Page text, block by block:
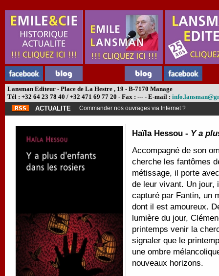
Lansman Editeur - Place de La Hestre , 19 - B-7170 Manage
Tél : +32 64 23 78 40 / +32 471 69 77 20 - Fax : --- - E-mail :
ACTUALITE
Commander nos ouvrages via Internet ?
Haïla Hessou - Y a
Accompagné de son
cherche les fantômes
métissage, il porte
de leur vivant. Un jour,
capturé par Fantin, un
dont il est amoureux.
lumière du jour,
printemps venir la
signaler que le
une ombre
nouveaux horizons.